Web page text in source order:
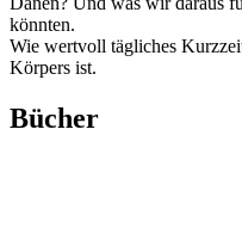
könn­ten.
Wie wert­voll täg­li­ches
Kör­pers ist.
Bücher